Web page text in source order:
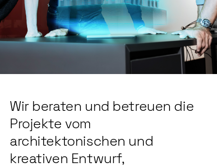
Wir beraten und betreuen die
Projekte vom
architektonischen und
kreativen Entwurf,